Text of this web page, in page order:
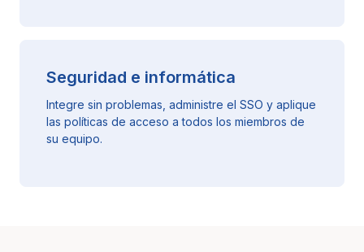
Seguridad e informática
Integre sin problemas, administre el SSO y aplique
las políticas de acceso a todos los miembros de
su equipo.